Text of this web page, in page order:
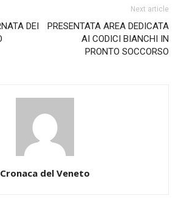
DEI
Next article
PRESENTATA AREA DEDICATA
AI CODICI BIANCHI IN
PRONTO SOCCORSO
Cronaca del Veneto